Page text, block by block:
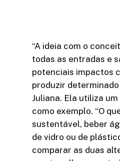
“A ideia com o
todas as entradas e
potenciais impactos
produzir determinado
Juliana. Ela utiliza um
como exemplo. “O
sustentável, beber
de vidro ou de
comparar as duas